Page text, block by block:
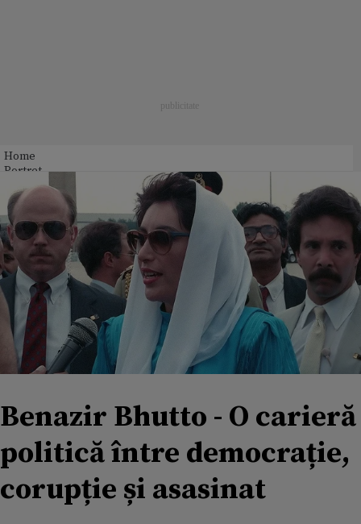
Home
Portret
Benazir Bhutto - O carieră
politică între democrație,
corupție și asasinat